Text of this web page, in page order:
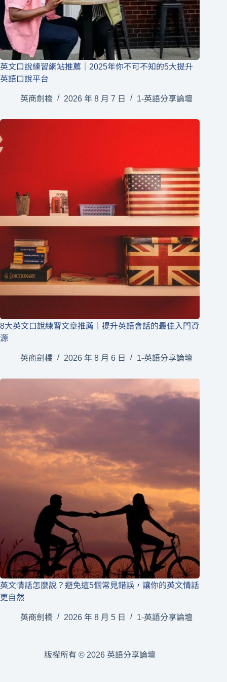
英文口說練習網站推薦｜2025年你不可不知的5大提升
英語口說平台
英商劍橋 2026 年 8 月 7 日 1-英語分享論壇
8大英文口說練習文章推薦｜提升英語會話的最佳入門資
源
英商劍橋 2026 年 8 月 6 日 1-英語分享論壇
英文情話怎麼說？避免這5個常見錯誤，讓你的英文情話
更自然
英商劍橋 2026 年 8 月 5 日 1-英語分享論壇
版權所有 © 2026 英語分享論壇